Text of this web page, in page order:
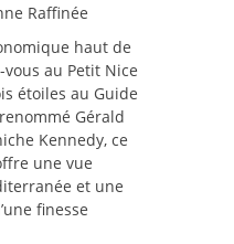
Raffinée
haut de
au Petit Nice
étoiles au Guide
Gérald
Kennedy, ce
une vue
et une
finesse